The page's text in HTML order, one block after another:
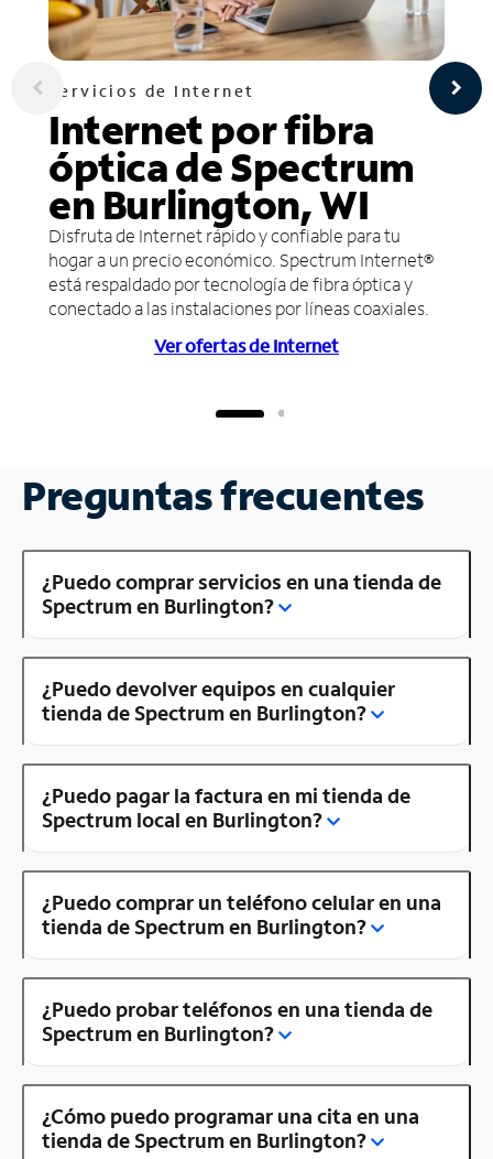
Servicios de Internet
Internet por fibra
óptica de Spectrum
en Burlington, WI
Disfruta de Internet rápido y confiable para tu
hogar a un precio económico. Spectrum Internet®
está respaldado por tecnología de fibra óptica y
conectado a las instalaciones por líneas coaxiales.
Ver ofertas de Internet
Preguntas frecuentes
¿Puedo comprar servicios en una tienda de
Spectrum en Burlington?
¿Puedo devolver equipos en cualquier
tienda de Spectrum en Burlington?
¿Puedo pagar la factura en mi tienda de
Spectrum local en Burlington?
¿Puedo comprar un teléfono celular en una
tienda de Spectrum en Burlington?
¿Puedo probar teléfonos en una tienda de
Spectrum en Burlington?
¿Cómo puedo programar una cita en una
tienda de Spectrum en Burlington?